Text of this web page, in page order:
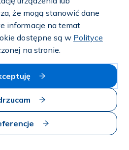
— FAR.org.pl
i cookies
Mapa strony
że mogą stanowić dane
informacje na temat
dostępne są w Polityce
na stronie.